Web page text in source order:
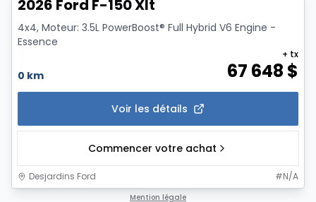
2026 Ford F-150 Xlt
4x4, Moteur: 3.5L PowerBoost® Full Hybrid V6 Engine -
Essence
0 km 67 648 $
+ tx
Voir les détails
Commencer votre achat
Desjardins Ford #N/A
Mention légale